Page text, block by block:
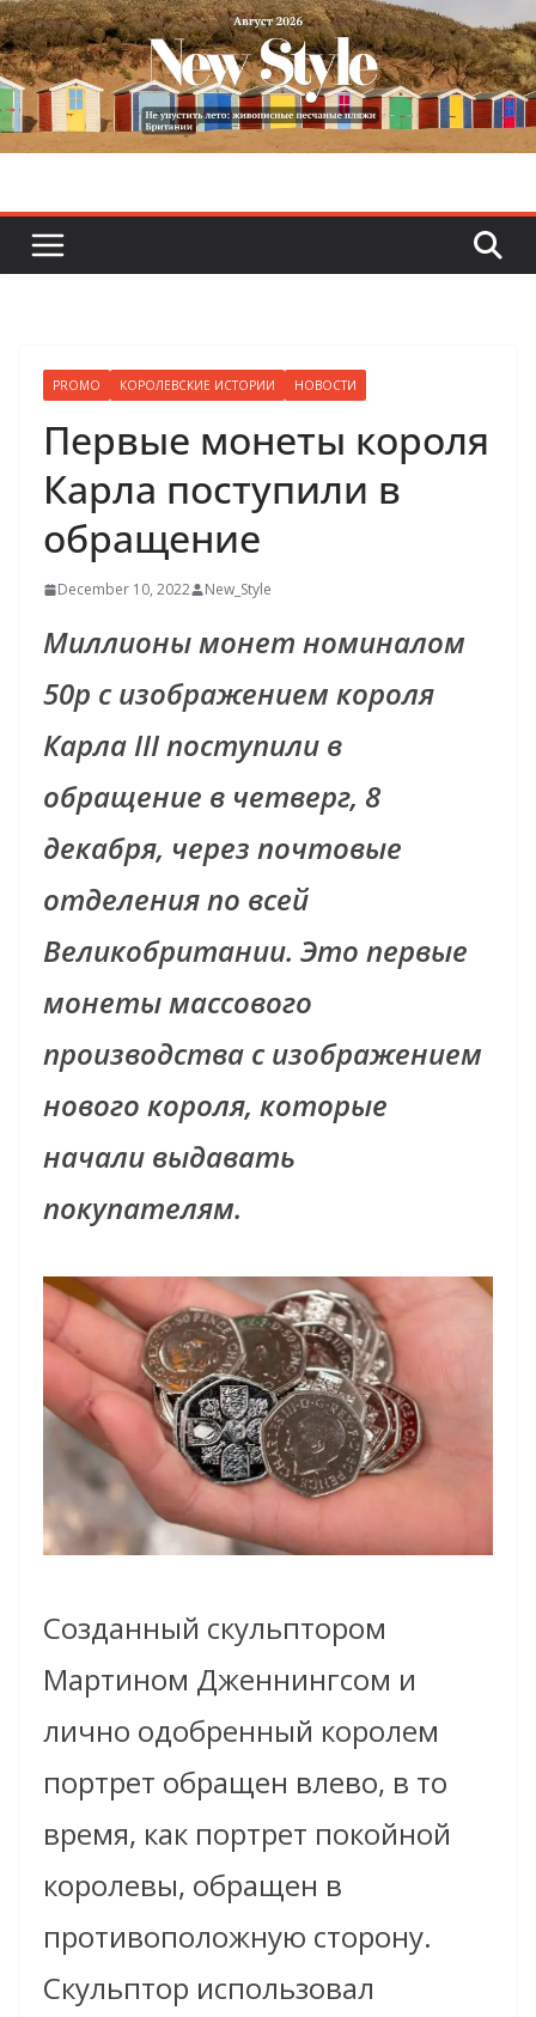
Skip
to
content
PROMO КОРОЛЕВСКИЕ ИСТОРИИ НОВОСТИ
Первые монеты короля
Карла поступили в
обращение
December 10, 2022 New_Style
Миллионы монет номиналом
50p с изображением короля
Карла III поступили в
обращение в четверг, 8
декабря, через почтовые
отделения по всей
Великобритании. Это первые
монеты массового
производства с изображением
нового короля, которые
начали выдавать
покупателям.
Созданный скульптором
Мартином Дженнингсом и
лично одобренный королем
портрет обращен влево, в то
время, как портрет покойной
королевы, обращен в
противоположную сторону.
Скульптор использовал